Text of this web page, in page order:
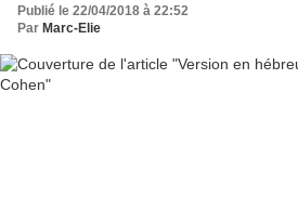
Publié le 22/04/2018 à 22:52
Par Marc-Elie